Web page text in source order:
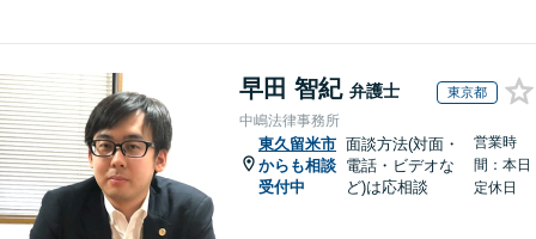
早田 智紀 弁護士 東京都
中嶋法律事務所
東久留米市
からも相談
受付中
面談方法(対面・
電話・ビデオな
ど)は応相談
営業時
間：本日
定休日